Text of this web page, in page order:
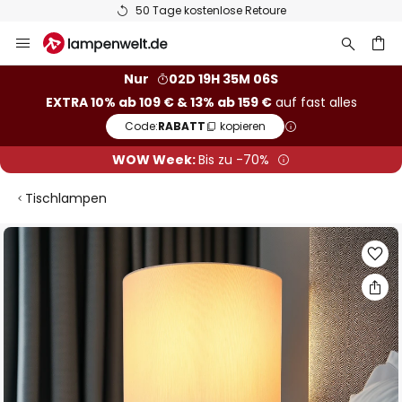
50 Tage kostenlose Retoure
Inhalt
Nur
02D 19H 35M 06S
EXTRA 10% ab 109 € & 13% ab 159 €auf fast alles
Code:RABATT kopieren
WOW Week:Bis zu -70%
Tischlampen
Zum
springen